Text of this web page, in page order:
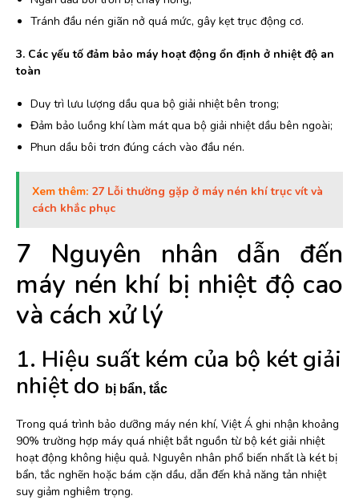
Tránh đầu nén giãn nở quá mức, gây kẹt trục động cơ.
3. Các yếu tố đảm bảo máy hoạt động ổn định ở nhiệt độ an
toàn
Duy trì lưu lượng dầu qua bộ giải nhiệt bên trong;
Đảm bảo luồng khí làm mát qua bộ giải nhiệt dầu bên ngoài;
Phun dầu bôi trơn đúng cách vào đầu nén.
Xem thêm: 27 Lỗi thường gặp ở máy nén khí trục vít và
cách khắc phục
7 Nguyên nhân dẫn đến
máy nén khí bị nhiệt độ cao
và cách xử lý
1. Hiệu suất kém của bộ két giải
nhiệt do
bị bẩn, tắc
Trong quá trình bảo dưỡng máy nén khí, Việt Á ghi nhận khoảng
90% trường hợp máy quá nhiệt bắt nguồn từ bộ két giải nhiệt
hoạt động không hiệu quả. Nguyên nhân phổ biến nhất là két bị
bẩn, tắc nghẽn hoặc bám cặn dầu, dẫn đến khả năng tản nhiệt
suy giảm nghiêm trọng.